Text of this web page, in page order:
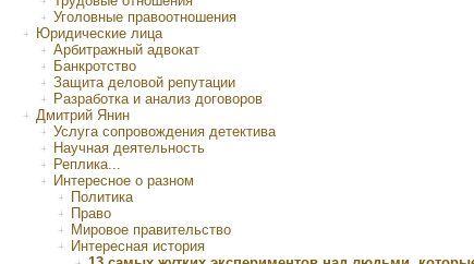
Уголовные правоотношения
Юридические лица
Арбитражный адвокат
Банкротство
Защита деловой репутации
Разработка и анализ договоров
Дмитрий Янин
Услуга сопровождения детектива
Научная деятельность
Реплика...
Интересное о разном
Политика
Право
Мировое правительство
Интересная история